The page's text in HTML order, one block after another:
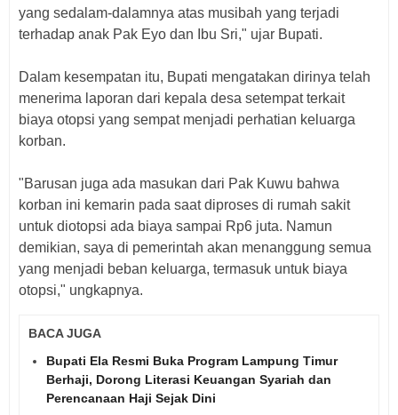
yang sedalam-dalamnya atas musibah yang terjadi
terhadap anak Pak Eyo dan Ibu Sri," ujar Bupati.
Dalam kesempatan itu, Bupati mengatakan dirinya telah
menerima laporan dari kepala desa setempat terkait
biaya otopsi yang sempat menjadi perhatian keluarga
korban.
"Barusan juga ada masukan dari Pak Kuwu bahwa
korban ini kemarin pada saat diproses di rumah sakit
untuk diotopsi ada biaya sampai Rp6 juta. Namun
demikian, saya di pemerintah akan menanggung semua
yang menjadi beban keluarga, termasuk untuk biaya
otopsi," ungkapnya.
BACA JUGA
Bupati Ela Resmi Buka Program Lampung Timur
Berhaji, Dorong Literasi Keuangan Syariah dan
Perencanaan Haji Sejak Dini